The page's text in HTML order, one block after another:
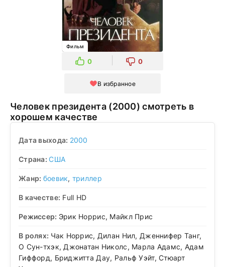
Фильм
0 0
В избранное
Человек президента (2000) смотреть в
хорошем качестве
Дата выхода: 2000
Страна:США
Жанр: боевик, триллер
В качестве: Full HD
Режиссер: Эрик Норрис, Майкл Прис
В ролях: Чак Норрис, Дилан Нил, Дженнифер Танг,
О Сун-тхэк, Джонатан Николс, Марла Адамс, Адам
Гиффорд, Бриджитта Дау, Ральф Уэйт, Стюарт